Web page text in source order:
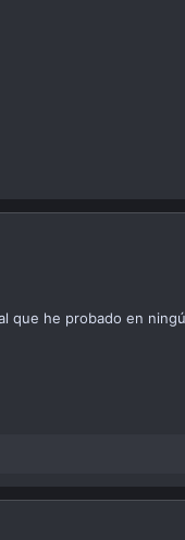
que he probado en